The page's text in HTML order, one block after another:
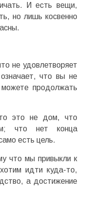
И есть вещи,
но лишь косвенно
не удовлетворяет
что вы не
продолжать
это не дом, что
что нет конца
есть цель.
что мы привыкли к
идти куда-то,
а достижение